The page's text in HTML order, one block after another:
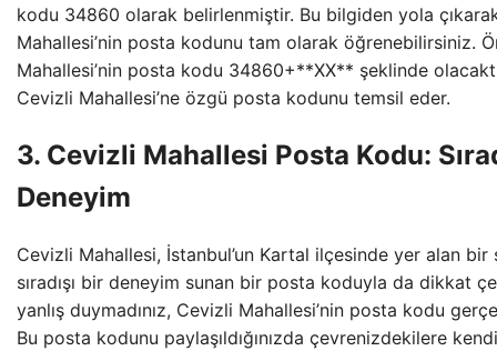
kodu 34860 olarak belirlenmiştir. Bu bilgiden yola
Mahallesi’nin posta kodunu tam olarak öğrenebilirsiniz.
Mahallesi’nin posta kodu 34860+**XX** şeklinde
Cevizli Mahallesi’ne özgü posta kodunu temsil eder.
3. Cevizli Mahallesi Posta Kodu:
Deneyim
Cevizli Mahallesi, İstanbul’un Kartal ilçesinde yer alan bir
sıradışı bir deneyim sunan bir posta koduyla da dikkat
yanlış duymadınız, Cevizli Mahallesi’nin posta kodu
Bu posta kodunu paylaşıldığınızda çevrenizdekilere